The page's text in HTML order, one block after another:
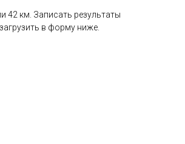
42 км. Записать результаты
в форму ниже.